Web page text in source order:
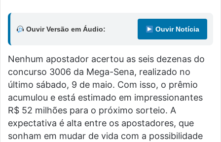
Ouvir Versão em Áudio: Ouvir Notícia
Nenhum apostador acertou as seis dezenas do
concurso 3006 da Mega-Sena, realizado no
último sábado, 9 de maio. Com isso, o prêmio
acumulou e está estimado em impressionantes
R$ 52 milhões para o próximo sorteio. A
expectativa é alta entre os apostadores, que
sonham em mudar de vida com a possibilidade